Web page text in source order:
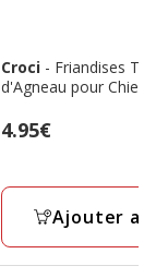
Croci - Friandises
d'Agneau pour
Prix
4.95€
Ajouter